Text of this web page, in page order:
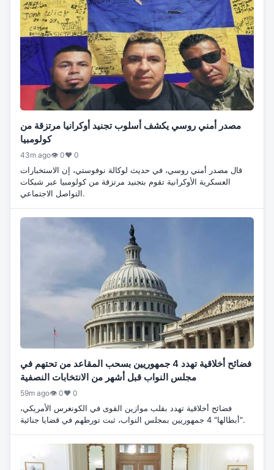
مصدر أمني روسي يكشف أسلوب تجنيد أوكرانيا مرتزقة من
كولومبيا
43m ago👁 0♥ 0
قال مصدر أمني روسي، في حديث لوكالة نوفوستي، إن الاستخبارات
العسكرية الأوكرانية تقوم بتجنيد مرتزقة من كولومبيا عبر شبكات
التواصل الاجتماعي.
فضائح أخلاقية تهدد 4 جمهوريين بسحب المقاعد من تحتهم في
مجلس النواب قبل أشهر من الانتخابات النصفية
59m ago👁 0♥ 0
فضائح أخلاقية تهدد بقلب موازين القوى في الكونغرس الأمريكي،
"أبطالها" 4 جمهوريين بمجلس النواب، ثبت تورطهم في قضايا جنائية.